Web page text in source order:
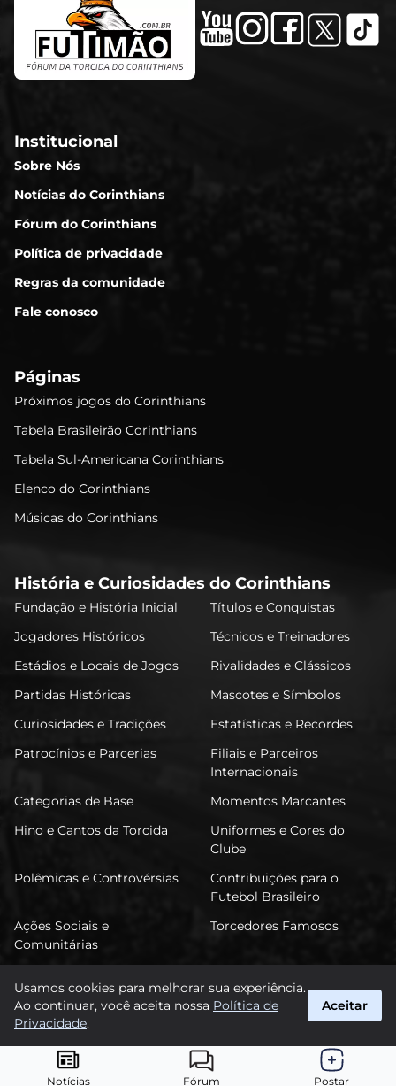
Notícias Fórum Postar
Institucional
Sobre Nós
Notícias do Corinthians
Fórum do Corinthians
Política de privacidade
Regras da comunidade
Fale conosco
Páginas
Próximos jogos do Corinthians
Tabela Brasileirão Corinthians
Tabela Sul-Americana Corinthians
Elenco do Corinthians
Músicas do Corinthians
História e Curiosidades do Corinthians
Fundação e História Inicial
Títulos e Conquistas
Jogadores Históricos
Técnicos e Treinadores
Estádios e Locais de Jogos
Rivalidades e Clássicos
Partidas Históricas
Mascotes e Símbolos
Curiosidades e Tradições
Estatísticas e Recordes
Patrocínios e Parcerias
Filiais e Parceiros
Internacionais
Categorias de Base
Momentos Marcantes
Hino e Cantos da Torcida
Uniformes e Cores do
Clube
Polêmicas e Controvérsias
Contribuições para o
Futebol Brasileiro
Ações Sociais e
Comunitárias
Torcedores Famosos
FuTimão
© 2026 FuTimão. Todos os direitos reservados.
Usamos cookies para melhorar sua experiência.
Ao continuar, você aceita nossa Política de
Privacidade.
Aceitar